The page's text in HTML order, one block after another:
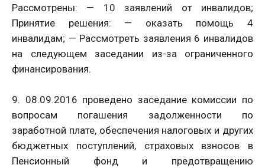
Рассмотрены: — 10 заявлений от инвалидов;
Принятие решения: — оказать помощь 4
инвалидам; — Рассмотреть заявления 6 инвалидов
на следующем заседании из-за ограниченного
финансирования.
9. 08.09.2016 проведено заседание комиссии по
вопросам погашения задолженности по
заработной плате, обеспечения налоговых и других
бюджетных поступлений, страховых взносов в
Пенсионный фонд и предотвращению